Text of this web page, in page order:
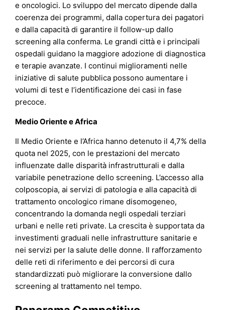
e oncologici. Lo sviluppo del mercato dipende dalla
coerenza dei programmi, dalla copertura dei pagatori
e dalla capacità di garantire il follow-up dallo
screening alla conferma. Le grandi città e i principali
ospedali guidano la maggiore adozione di diagnostica
e terapie avanzate. I continui miglioramenti nelle
iniziative di salute pubblica possono aumentare i
volumi di test e l’identificazione dei casi in fase
precoce.
Medio Oriente e Africa
Il Medio Oriente e l’Africa hanno detenuto il 4,7% della
quota nel 2025, con le prestazioni del mercato
influenzate dalle disparità infrastrutturali e dalla
variabile penetrazione dello screening. L’accesso alla
colposcopia, ai servizi di patologia e alla capacità di
trattamento oncologico rimane disomogeneo,
concentrando la domanda negli ospedali terziari
urbani e nelle reti private. La crescita è supportata da
investimenti graduali nelle infrastrutture sanitarie e
nei servizi per la salute delle donne. Il rafforzamento
delle reti di riferimento e dei percorsi di cura
standardizzati può migliorare la conversione dallo
screening al trattamento nel tempo.